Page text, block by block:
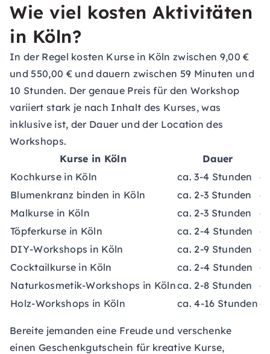
Wie viel kosten Aktivitäten
in Köln?
In der Regel kosten Kurse in Köln zwischen 9,00 €
und 550,00 € und dauern zwischen 59 Minuten und
10 Stunden. Der genaue Preis für den Workshop
variiert stark je nach Inhalt des Kurses, was
inklusive ist, der Dauer und der Location des
Workshops.
Kurse in Köln
Dauer
Kochkurse in Köln
ca. 3-4 Stunden
Blumenkranz binden in Köln
ca. 2-3 Stunden
Malkurse in Köln
ca. 2-3 Stunden
Töpferkurse in Köln
ca. 2-4 Stunden
DIY-Workshops in Köln
ca. 2-9 Stunden
Cocktailkurse in Köln
ca. 2-4 Stunden
Naturkosmetik-Workshops in Kölnca. 2-8 Stunden
Holz-Workshops in Köln
ca. 4-16 Stunden
Bereite jemanden eine Freude und verschenke
einen Geschenkgutschein für kreative Kurse,